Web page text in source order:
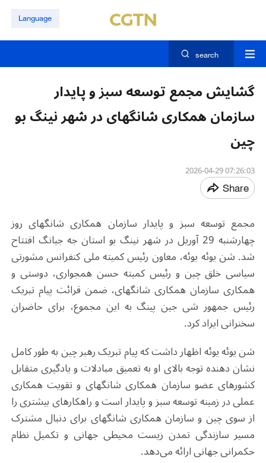
Language
search
گشایش مجمع توسعه سبز و پایدار
سازمان همکاری شانگهای در شهر نینگ‌ بو
چین
07:26:03 2026-04-29
Share
مجمع توسعه سبز و پایدار سازمان همکاری شانگهای روز
چهارشنبه 29 آوریل در شهر نینگ بو استان جه جیانگ افتتاح
شد. شن یوئه یوئه، معاون رئیس کمیته ملی کنفرانس مشورتی
سیاسی خلق چین و رئیس کمیته حسن همجواری، دوستی و
همکاری سازمان همکاری شانگهای، ضمن قرائت پیام تبریک
رئیس جمهور شی جین پینگ به این مجموع، برای حاضران
سخنرانی ایراد کرد.
شن یوئه یوئه اظهار داشت که پیام تبریک رهبر چین به طور کامل
نشان دهنده توجه بالای او به تعمیق مبادلات و یادگیری متقابل
کشورهای عضو سازمان همکاری شانگهای و تقویت همکاری
عملی در زمینه توسعه سبز و پایدار است و راهکارهای بیشتری را
از سوی چین و سازمان همکاری شانگهای برای دنبال مشترک
مسیر سازندگی تمدن زیست محیطی جهانی و تکمیل نظام
حکمرانی جهانی ارائه می‌دهد.